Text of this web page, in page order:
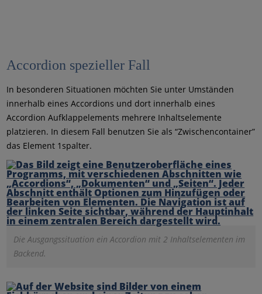
Accordion spezieller Fall
In besonderen Situationen möchten Sie unter Umständen
innerhalb eines Accordions und dort innerhalb eines
Accordion Aufklappelements mehrere Inhaltselemente
platzieren. In diesem Fall benutzen Sie als “Zwischencontainer”
das Element 1spalter.
Die Ausgangssituation ein Accordion mit 2 Inhaltselementen im
Backend.